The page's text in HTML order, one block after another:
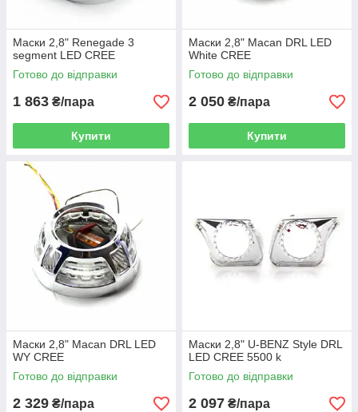
Маски 2,8" Renegade 3
segment LED CREE
Готово до відправки
1 863 ₴/пара
Купити
Маски 2,8" Macan DRL LED
White CREE
Готово до відправки
2 050 ₴/пара
Купити
Маски 2,8" Macan DRL LED
WY CREE
Готово до відправки
2 329 ₴/пара
Маски 2,8" U-BENZ Style DRL
LED CREE 5500 k
Готово до відправки
2 097 ₴/пара